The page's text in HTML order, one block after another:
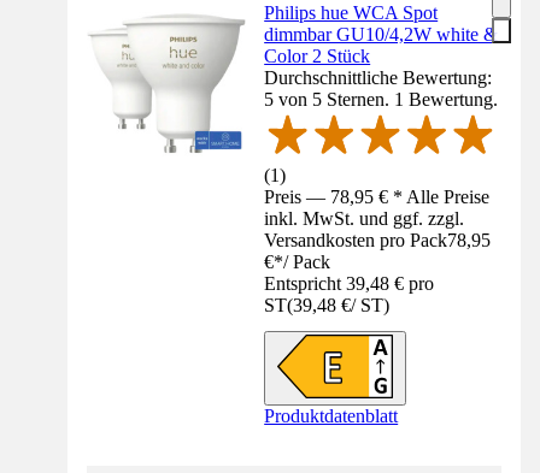
Philips hue WCA Spot
dimmbar GU10/4,2W white &
Color 2 Stück
Durchschnittliche Bewertung:
5 von 5 Sternen. 1 Bewertung.
(1)
Preis — 78,95 € * Alle Preise
inkl. MwSt. und ggf. zzgl.
Versandkosten pro Pack78,95
€*/ Pack
Entspricht 39,48 € pro
ST(39,48 €/ ST)
Produktdatenblatt